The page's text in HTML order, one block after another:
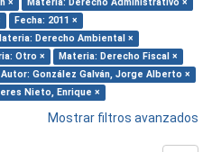
Fecha: 2011 ×
Derecho Ambiental ×
Otro ×
Materia: Derecho Fiscal ×
Autor: González Galván, Jorge Alberto ×
Nieto, Enrique ×
Mostrar filtros avanzados